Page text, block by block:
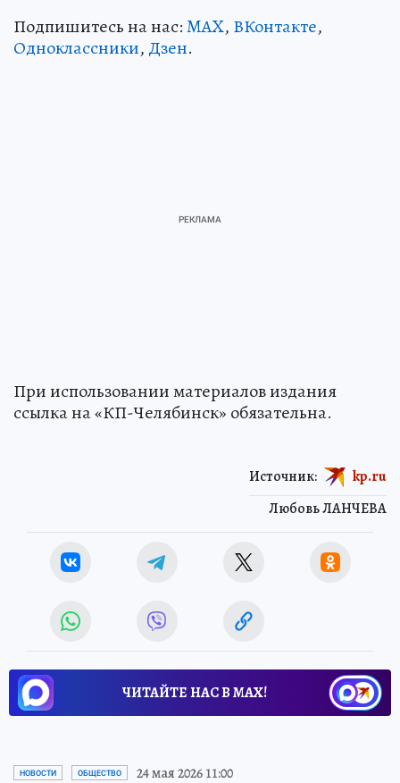
Подпишитесь на нас:MAX, ВКонтакте,
Одноклассники, Дзен.
При использовании материалов издания
ссылка на «КП-Челябинск» обязательна.
Любовь ЛАНЧЕВА
Источник: kp.ru
ЧИТАЙТЕ НАС В МАХ!
НОВОСТИ ОБЩЕСТВО 24 мая 2026 11:00